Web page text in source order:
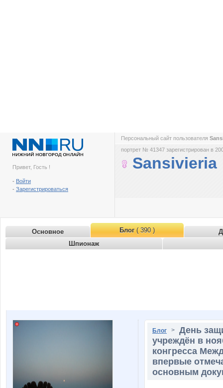
Привет, Гость !
- Войти
- Зарегистрироваться
Персональный сайт пользователя
портрет № 41347 зарегистрирован в
Sansivieria
Основное Блог( 390 )
Шпионаж
Блог > День
учреждён в
конгресса
впервые
основным